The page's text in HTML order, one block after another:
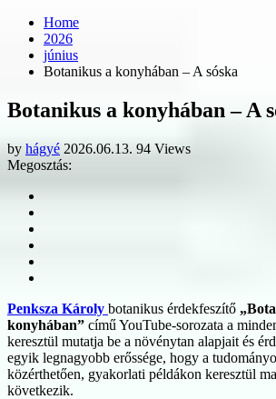
Home
2026
június
Botanikus a konyhában – A sóska
Botanikus a konyhában – A
by hágyé 2026.06.13. 94 Views
Megosztás:
Penksza Károly botanikus érdekfeszítő
konyhában” című YouTube-sorozata a
keresztül mutatja be a növénytan alapjait és
egyik legnagyobb erőssége, hogy a
közérthetően, gyakorlati példákon keresztül
következik.